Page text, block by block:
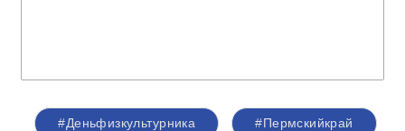
#Деньфизкультурника #Пермскийкрай